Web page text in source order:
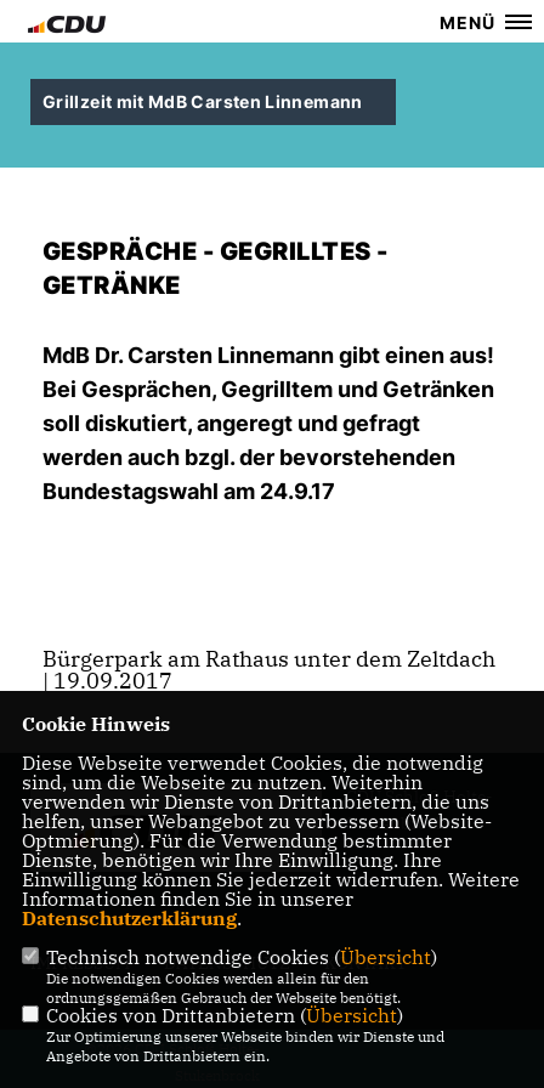
MENÜ
Grillzeit mit MdB Carsten Linnemann
GESPRÄCHE - GEGRILLTES -
GETRÄNKE
MdB Dr. Carsten Linnemann gibt einen aus!
Bei Gesprächen, Gegrilltem und Getränken
soll diskutiert, angeregt und gefragt
werden auch bzgl. der bevorstehenden
Bundestagswahl am 24.9.17
Bürgerpark am Rathaus unter dem Zeltdach
| 19.09.2017
CDU Schloß Holte-
Stukenbrock
IMPRESSUM DATENSCHUTZ KONTAKT
@2026 CDU Schloß Holte-
Cookie Hinweis
Diese Webseite verwendet Cookies, die notwendig
sind, um die Webseite zu nutzen. Weiterhin
verwenden wir Dienste von Drittanbietern, die uns
helfen, unser Webangebot zu verbessern (Website-
Optmierung). Für die Verwendung bestimmter
Dienste, benötigen wir Ihre Einwilligung. Ihre
Einwilligung können Sie jederzeit widerrufen. Weitere
Informationen finden Sie in unserer
Datenschutzerklärung.
Technisch notwendige Cookies (Übersicht)
Die notwendigen Cookies werden allein für den
ordnungsgemäßen Gebrauch der Webseite benötigt.
Cookies von Drittanbietern (Übersicht)
Zur Optimierung unserer Webseite binden wir Dienste und
Angebote von Drittanbietern ein.